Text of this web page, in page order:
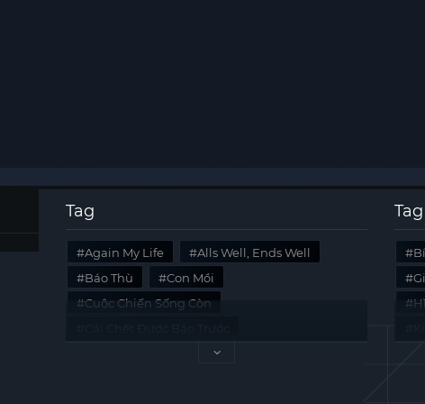
Tag
Again My Life
Alls Well, Ends Well
Báo Thù
Con Mồi
Cuộc Chiến Sống Còn
Last Summer